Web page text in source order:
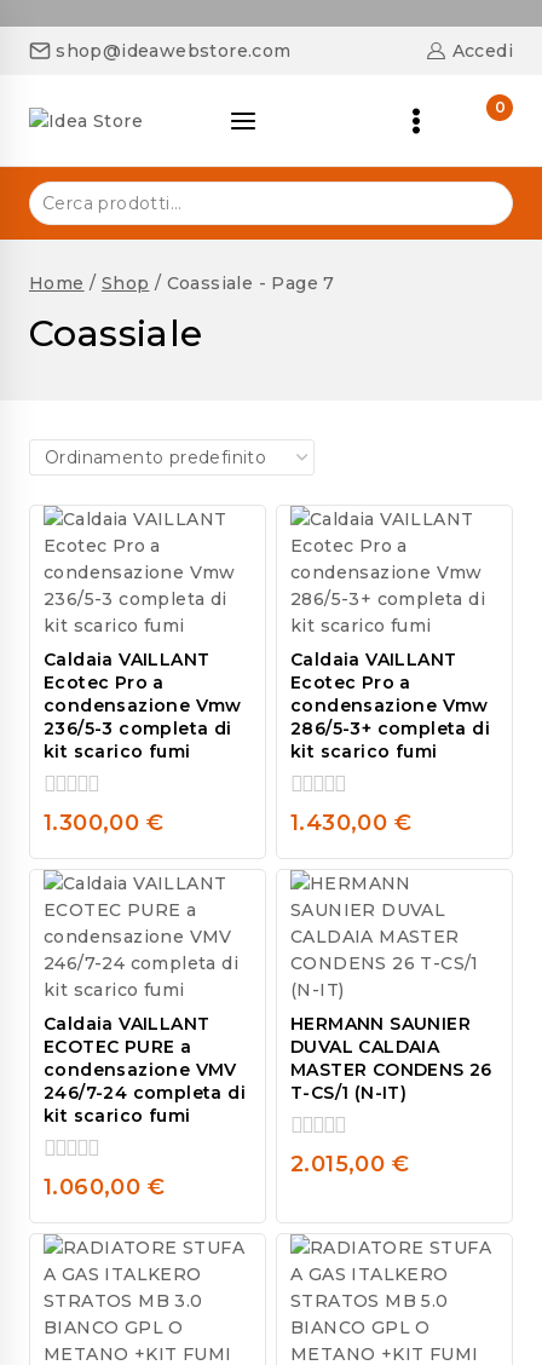
shop@ideawebstore.com Accedi
0
Home / Shop / Coassiale - Page 7
Coassiale
Caldaia VAILLANT
Ecotec Pro a
condensazione Vmw
236/5-3 completa di
kit scarico fumi
0
of
5
1.300,00 €
Caldaia VAILLANT
Ecotec Pro a
condensazione Vmw
286/5-3+ completa di
kit scarico fumi
0
of
5
1.430,00 €
Caldaia VAILLANT
ECOTEC PURE a
condensazione VMV
246/7-24 completa di
kit scarico fumi
0
of
5
1.060,00 €
HERMANN SAUNIER
DUVAL CALDAIA
MASTER CONDENS 26
T-CS/1 (N-IT)
0
5
2.015,00 €